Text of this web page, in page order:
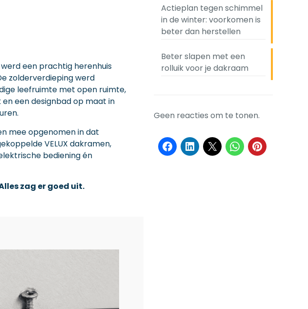
een prachtig herenhuis
zolderverdieping werd
leefruimte met open ruimte,
een designbad op maat in
mee opgenomen in dat
VELUX dakramen,
bediening én
zag er goed uit.
Actieplan tegen schimmel
in de winter: voorkomen is
beter dan herstellen
Beter slapen met een
rolluik voor je dakraam
Geen reacties om te tonen.